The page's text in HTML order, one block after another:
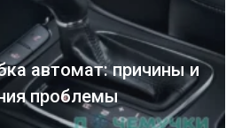
автомат: причины и
проблемы